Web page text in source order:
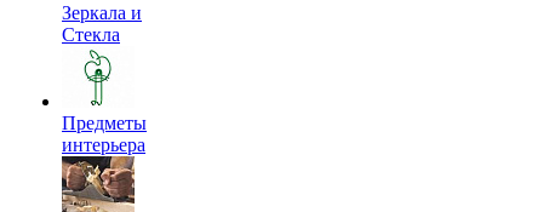
Зеркала и
Стекла
Предметы
интерьера